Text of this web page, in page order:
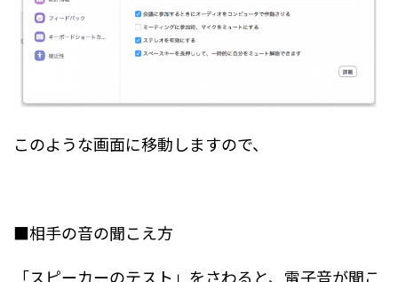
このような画面に移動しますので、
■相手の音の聞こえ方
「スピーカーのテスト」をさわると、電子音が聞こ